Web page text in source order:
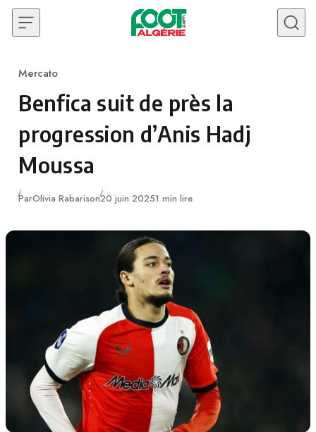
Skip to content
Category
Mercato
Benfica suit de près la
progression d’Anis Hadj
Moussa
ParOlivia RabarisonPublié
20 juin 20251 min lire